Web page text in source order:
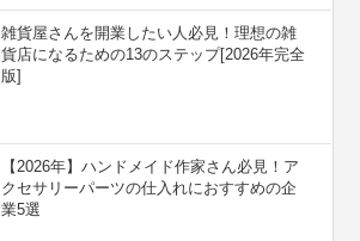
雑貨屋さんを開業したい人必見！理想の雑
貨店になるための13のステップ[2026年完全
版]
【2026年】ハンドメイド作家さん必見！ア
クセサリーパーツの仕入れにおすすめの企
業5選